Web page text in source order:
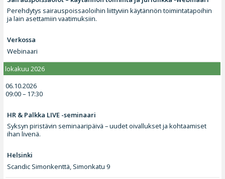
Perehdytys sairauspoissaoloihin liittyviin käytännön toimintatapoihin
ja lain asettamiin vaatimuksiin.
Verkossa
Webinaari
lokakuu 2026
06.10.2026
09:00 – 17:30
HR & Palkka LIVE -seminaari
Syksyn piristävin seminaaripäivä – uudet oivallukset ja kohtaamiset
ihan livenä.
Helsinki
Scandic Simonkenttä, Simonkatu 9